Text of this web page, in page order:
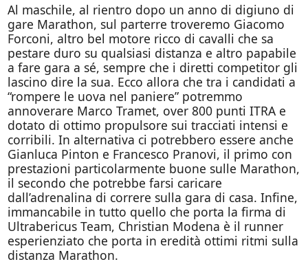
Al maschile, al rientro dopo un anno di digiuno di
gare Marathon, sul parterre troveremo Giacomo
Forconi, altro bel motore ricco di cavalli che sa
pestare duro su qualsiasi distanza e altro papabile
a fare gara a sé, sempre che i diretti competitor gli
lascino dire la sua. Ecco allora che tra i candidati a
“rompere le uova nel paniere” potremmo
annoverare Marco Tramet, over 800 punti ITRA e
dotato di ottimo propulsore sui tracciati intensi e
corribili. In alternativa ci potrebbero essere anche
Gianluca Pinton e Francesco Pranovi, il primo con
prestazioni particolarmente buone sulle Marathon,
il secondo che potrebbe farsi caricare
dall’adrenalina di correre sulla gara di casa. Infine,
immancabile in tutto quello che porta la firma di
Ultrabericus Team, Christian Modena è il runner
esperienziato che porta in eredità ottimi ritmi sulla
distanza Marathon.